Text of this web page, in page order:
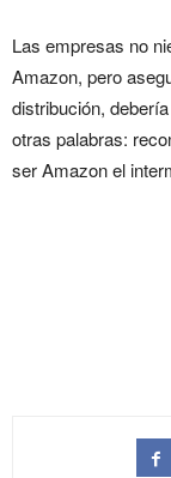
Las empresas no
Amazon, pero
distribución,
otras palabras:
ser Amazon el